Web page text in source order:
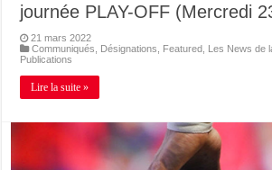
journée PLAY-OFF (Mercredi
21 mars 2022
Communiqués
Désignations Featured Les News de
Publications
Lire la suite »